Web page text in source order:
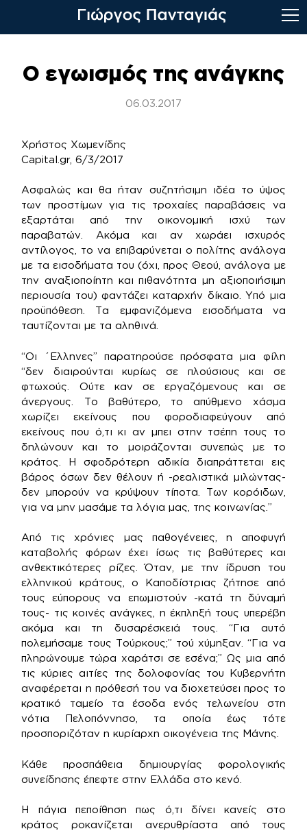
contentΟ εγωισμός της ανάγκης
06.03.2017
Χρήστος Χωμενίδης
Capital.gr, 6/3/2017
Ασφαλώς και θα ήταν συζητήσιμη ιδέα το ύψος
των προστίμων για τις τροχαίες παραβάσεις να
εξαρτάται από την οικονομική ισχύ των
παραβατών. Ακόμα και αν χωράει ισχυρός
αντίλογος, το να επιβαρύνεται ο πολίτης ανάλογα
με τα εισοδήματα του (όχι, προς Θεού, ανάλογα με
την αναξιοποίητη και πιθανότητα μη αξιοποιήσιμη
περιουσία του) φαντάζει καταρχήν δίκαιο. Υπό μια
προϋπόθεση. Τα εμφανιζόμενα εισοδήματα να
ταυτίζονται με τα αληθινά.
“Οι ΄Ελληνες” παρατηρούσε πρόσφατα μια φίλη
“δεν διαιρούνται κυρίως σε πλούσιους και σε
φτωχούς. Ούτε καν σε εργαζόμενους και σε
άνεργους. Το βαθύτερο, το απύθμενο χάσμα
χωρίζει εκείνους που φοροδιαφεύγουν από
εκείνους που ό,τι κι αν μπει στην τσέπη τους το
δηλώνουν και το μοιράζονται συνεπώς με το
κράτος. Η σφοδρότερη αδικία διαπράττεται εις
βάρος όσων δεν θέλουν ή -ρεαλιστικά μιλώντας-
δεν μπορούν να κρύψουν τίποτα. Των κορόιδων,
για να μην μασάμε τα λόγια μας, της κοινωνίας.”
Από τις χρόνιες μας παθογένειες, η αποφυγή
καταβολής φόρων έχει ίσως τις βαθύτερες και
ανθεκτικότερες ρίζες. Όταν, με την ίδρυση του
ελληνικού κράτους, ο Καποδίστριας ζήτησε από
τους εύπορους να επωμιστούν -κατά τη δύναμή
τους- τις κοινές ανάγκες, η έκπληξή τους υπερέβη
ακόμα και τη δυσαρέσκειά τους. “Για αυτό
πολεμήσαμε τους Τούρκους;” τού χύμηξαν. “Για να
πληρώνουμε τώρα χαράτσι σε εσένα;” Ως μια από
τις κύριες αιτίες της δολοφονίας του Κυβερνήτη
αναφέρεται η πρόθεσή του να διοχετεύσει προς το
κρατικό ταμείο τα έσοδα ενός τελωνείου στη
νότια Πελοπόννησο, τα οποία έως τότε
προσποριζόταν η κυρίαρχη οικογένεια της Μάνης.
Κάθε προσπάθεια δημιουργίας φορολογικής
συνείδησης έπεφτε στην Ελλάδα στο κενό.
Η πάγια πεποίθηση πως ό,τι δίνει κανείς στο
κράτος ροκανίζεται ανερυθρίαστα από τους